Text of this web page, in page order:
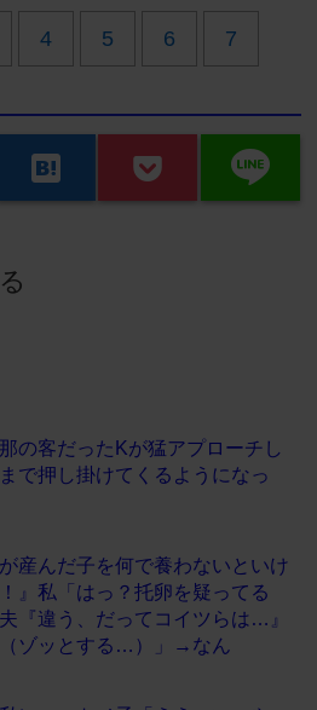
4 5 6 7
hatenabookmark line
の客だったKが猛アプローチし
で押し掛けてくるようになっ
産んだ子を何で養わないといけ
』私「はっ？托卵を疑ってる
『違う、だってコイツらは…』
ゾッとする…）」→なん